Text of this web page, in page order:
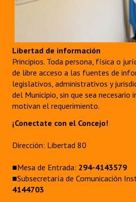
Libertad de información
Principios. Toda persona, física o
de libre acceso a las fuentes de
legislativos, administrativos y
del Municipio, sin que sea necesario
motivan el requerimiento.
¡Conectate con el Concejo!
Dirección: Libertad 80
■Mesa de Entrada: 294-4143579
■Subsecretaría de Comunicación
4144703